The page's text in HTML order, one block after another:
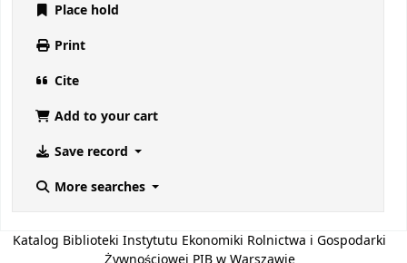
Place hold
Print
Cite
Add to your cart
Save record
More searches
Katalog Biblioteki Instytutu Ekonomiki Rolnictwa i Gospodarki